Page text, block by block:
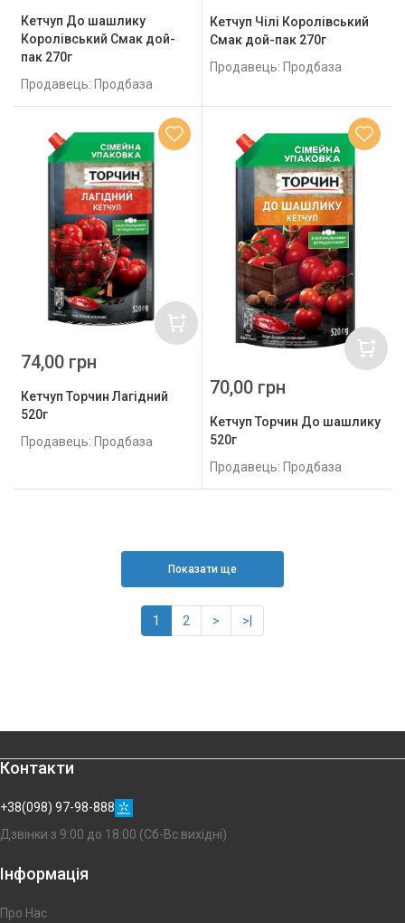
Кетчуп До шашлику
Королівський Смак дой-
пак 270г
Продавець: Продбаза
Кетчуп Чілі Королівський
Смак дой-пак 270г
Продавець: Продбаза
Кетчуп Торчин Лагідний
520г
Продавець: Продбаза
74,00 грн
Кетчуп Торчин До шашлику
520г
Продавець: Продбаза
70,00 грн
Показати ще
1 2 > >|
Контакти
+38(098) 97-98-888
Дзвінки з 9:00 до 18:00 (Сб-Вс вихідні)
Інформація
Про Нас